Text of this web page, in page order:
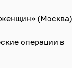
(Москва)
операции в